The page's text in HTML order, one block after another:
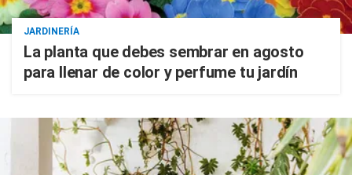
JARDINERÍA
La planta que debes sembrar en agosto
para llenar de color y perfume tu jardín